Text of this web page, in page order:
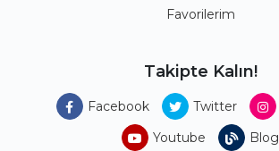
Favorilerim
Takipte Kalın!
Facebook Twitter
Youtube
Blog